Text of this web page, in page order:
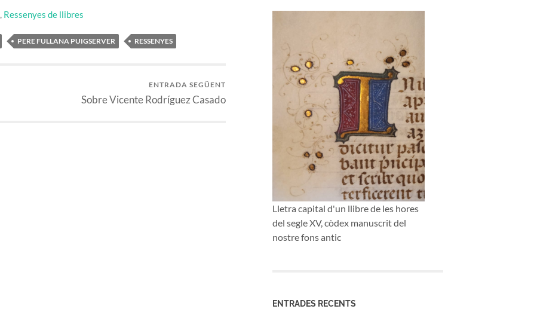
, Ressenyes de llibres
PERE FULLANA PUIGSERVER RESSENYES
ENTRADA SEGÜENT
Sobre Vicente Rodríguez Casado
Lletra capital d'un llibre de les hores
del segle XV, còdex manuscrit del
nostre fons antic
ENTRADES RECENTS